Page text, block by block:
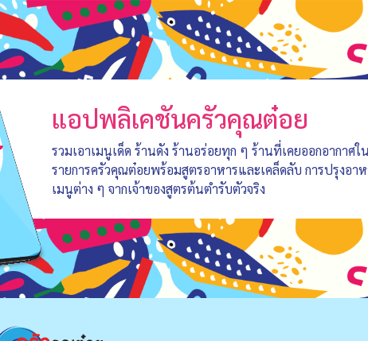
แอปพลิเคชันครัวคุณต๋อย
รวมเอาเมนูเด็ด ร้านดัง ร้านอร่อยทุก ๆ ร้านที่เคยออกอากาศใน
รายการครัวคุณต๋อยพร้อมสูตรอาหารและเคล็ดลับ การปรุงอาห
เมนูต่าง ๆ จากเจ้าของสูตรต้นตำรับตัวจริง